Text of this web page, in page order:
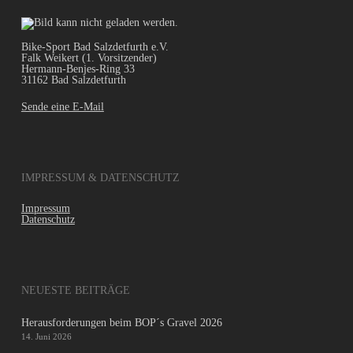
Bike-Sport Bad Salzdetfurth e.V.
Falk Weikert (1. Vorsitzender)
Hermann-Benjes-Ring 33
31162 Bad Salzdetfurth
Sende eine E-Mail
IMPRESSUM & DATENSCHUTZ
Impressum
Datenschutz
NEUESTE BEITRÄGE
Herausforderungen beim BOP´s Gravel 2026
14. Juni 2026